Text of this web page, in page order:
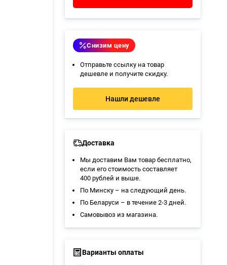
Снизим цену
Отправьте ссылку на товар
дешевле и получите скидку.
Нашли дешевле
Доставка
Мы доставим Вам товар бесплатно,
если его стоимость составляет
400 рублей и выше.
По Минску – на следующий день.
По Беларуси – в течение 2-3 дней.
Самовывоз из магазина.
Варианты оплаты